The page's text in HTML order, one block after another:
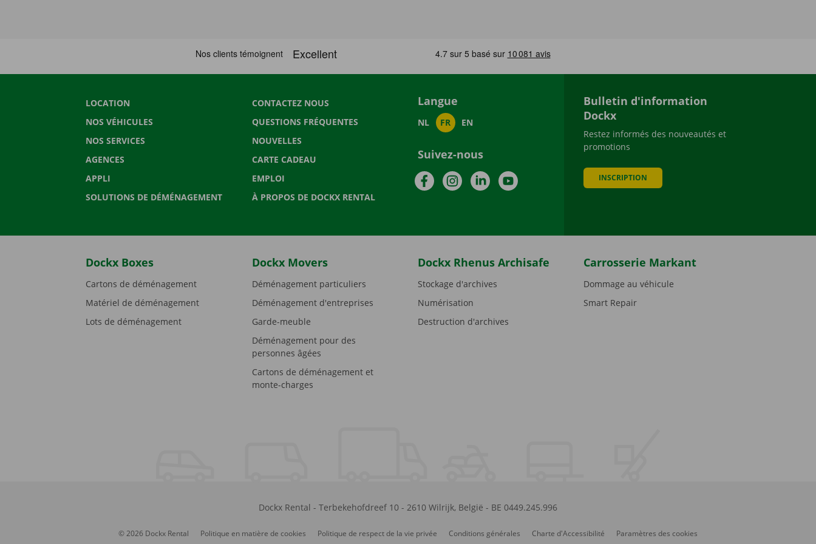
LOCATION
NOS VÉHICULES
NOS SERVICES
AGENCES
APPLI
SOLUTIONS DE DÉMÉNAGEMENT
CONTACTEZ NOUS
QUESTIONS FRÉQUENTES
NOUVELLES
CARTE CADEAU
EMPLOI
À PROPOS DE DOCKX RENTAL
Langue
NL FR EN
Suivez-nous
FacebookInstagramLinkedInYouTube
Bulletin d'information
Dockx
Restez informés des nouveautés et
promotions
INSCRIPTION
Dockx Boxes
Cartons de déménagement
Matériel de déménagement
Lots de déménagement
Dockx Movers
Déménagement particuliers
Déménagement d'entreprises
Garde-meuble
Déménagement pour des
personnes âgées
Cartons de déménagement et
monte-charges
Dockx Rhenus Archisafe
Stockage d'archives
Numérisation
Destruction d'archives
Carrosserie Markant
Dommage au véhicule
Smart Repair
Dockx Rental - Terbekehofdreef 10- 2610 Wilrijk, België - BE 0449.245.996
© 2026 Dockx Rental Politique en matière de cookies Politique de respect de la vie privée Conditions générales Charte d'Accessibilité Paramètres des cookies